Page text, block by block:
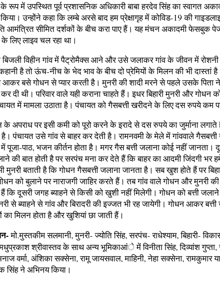
रूप में उपस्थित पूर्व प्रशासनिक अधिकारी बाबा हरदेव सिंह का स्वागत
उन्होंने कहा कि लम्बे अरसे बाद हम प्रेक्षागृह में कोविड-19 की
आमंत्रित सीमित दर्शकों के बीच करा पाए हैं। यह मंचन अकादमी फेसबुक
के लिए लाइव चल रहा था।
विहीन गांव में पैट्रोमैक्स आने और उसे जलाकर गांव के जीवन में
है तो ऊंच-नीच के भेद भाव के बीच दो प्रेमियों के मिलन की भी दास्तां
आकर बसे गोधन से प्यार करती है। मुनरी की शादी मरने से पहले उसके पिता
कर दी थी। परिवार वाले यही कराना चाहते हैं। इधर बिहारी मुनरी और गोधन
में मामला उठाता है। पंचायत को गैसबत्ती खरीदने के लिए दस रुपये कम
के अपराध पर इसी कमी को पूरो करने के इरादे से दस रुपये का जुर्माना
पंचायत उसे गांव से बाहर कर देती है। रामनवमी के मेले में गांववाले
पूजा-पाठ, भजन कीर्तन होता है। मगर गैस बत्ती जलाना कोई नहीं जानता।
की बात होती है पर सरपंच मना कर देते हैं कि बाहर का आदमी जिंदगी भर
मुनरी बताती है कि गोधन गैसबत्ती जलाना जानता है। सब खुश होते हैं पर
को बुलाने पर नाराजगी जाहिर करते हैं। तब गांव वाले गोधन और मुनरी
कि दूसरी जगह ब्याहने से किसी को खुशी नहीं मिलेगी। गोधन को बत्ती
से ब्याहने से गांव और बिरादरी की इज्जत भी रह जायेगी। गोधन आकर
का मिलन होता है और खुशियां छा जाती हैं।
मो.मुस्तकीम सलमानी, मुनरी- ज्योति सिंह, सरपंच- राधेश्याम, बिहारी-
श्रीवास्तव के साथ अन्य भूमिकाआंे में विनीता सिंह, दिव्यांश
वर्मा, अंशिका सक्सेना, रामू जायसवाल, माहिनी, नेहा सक्सेना, रामकुमार
सिंह ने अभिनय किया।